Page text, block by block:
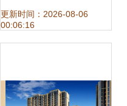
更新时间：2026-08-06
00:06:16